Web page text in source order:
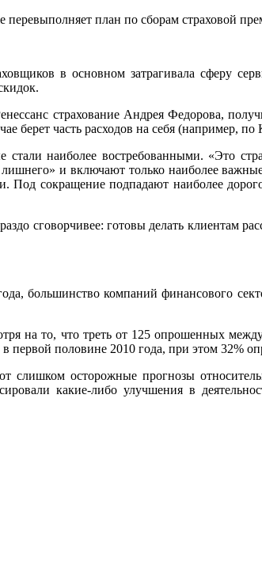
план по сборам страховой
в основном затрагивала сферу
страхование Андрея Федорова,
берет часть расходов на себя (например,
наиболее востребованными. «Это
и включают только наиболее
сокращение подпадают наиболее
сговорчивее: готовы делать клиентам
большинство компаний финансового
на то, что треть от 125 опрошенных
первой половине 2010 года, при этом 32%
осторожные прогнозы
какие-либо улучшения в